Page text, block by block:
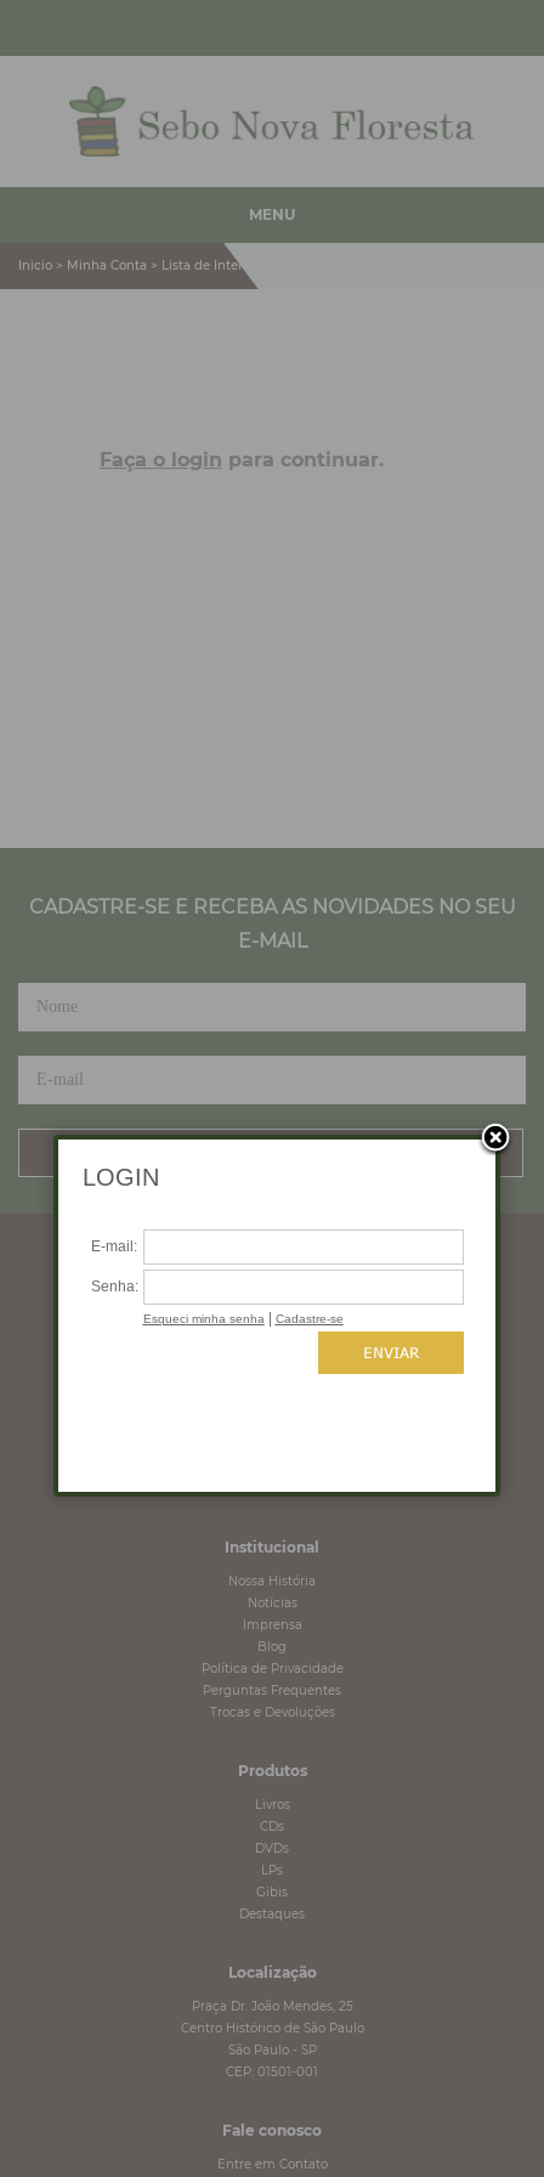
MENU
Inicio > Minha Conta > Lista de Interesse
Faça o login para continuar.
CADASTRE-SE E RECEBA AS NOVIDADES NO SEU
E-MAIL
Horários de funcionamento
Sexta: 10:00 às 18:00
Institucional
Nossa História
Notícias
Imprensa
Blog
Política de Privacidade
Perguntas Frequentes
Trocas e Devoluções
Produtos
Livros
CDs
DVDs
LPs
Gibis
Destaques
Localização
Praça Dr. João Mendes, 25
Centro Histórico de São Paulo
São Paulo - SP
CEP: 01501-001
Fale conosco
Entre em Contato